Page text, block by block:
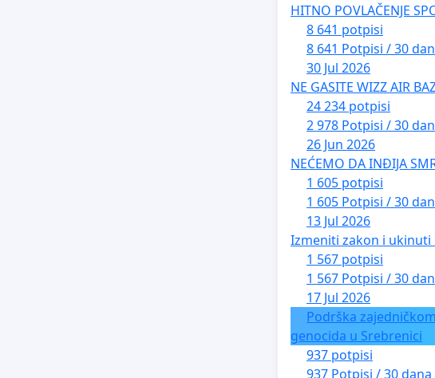
HITNO POVLAČENJE
8 641 potpisi
8 641 Potpisi / 30
30 Jul 2026
NE GASITE WIZZ AIR
24 234 potpisi
2 978 Potpisi / 30
26 Jun 2026
NEĆEMO DA INĐIJA
1 605 potpisi
1 605 Potpisi / 30
13 Jul 2026
Izmeniti zakon i ukinuti
1 567 potpisi
1 567 Potpisi / 30
17 Jul 2026
Podrška
genocida u Srebrenici
937 potpisi
937 Potpisi / 30 dana